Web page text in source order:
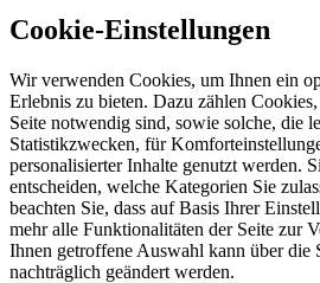
Cookie-Einstellungen
Wir verwenden Cookies, um Ihnen ein
Erlebnis zu bieten. Dazu zählen
Seite notwendig sind, sowie solche, die
Statistikzwecken, für
personalisierter Inhalte genutzt werden.
entscheiden, welche Kategorien Sie
beachten Sie, dass auf Basis Ihrer
mehr alle Funktionalitäten der Seite zur
Ihnen getroffene Auswahl kann über die
nachträglich geändert werden.